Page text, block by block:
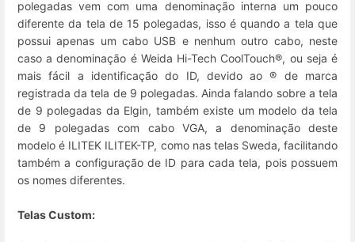
polegadas vem com uma denominação interna um pouco
diferente da tela de 15 polegadas, isso é quando a tela que
possui apenas um cabo USB e nenhum outro cabo, neste
caso a denominação é Weida Hi-Tech CoolTouch®, ou seja é
mais fácil a identificação do ID, devido ao ® de marca
registrada da tela de 9 polegadas. Ainda falando sobre a tela
de 9 polegadas da Elgin, também existe um modelo da tela
de 9 polegadas com cabo VGA, a denominação deste
modelo é ILITEK ILITEK-TP, como nas telas Sweda, facilitando
também a configuração de ID para cada tela, pois possuem
os nomes diferentes.
Telas Custom: